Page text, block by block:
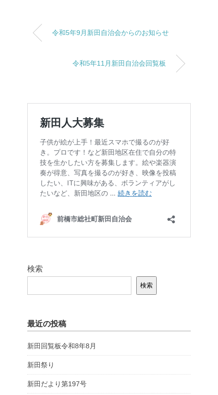
令和5年9月新田自治会からのお知らせ
令和5年11月新田自治会回覧板
検索
検索
最近の投稿
新田回覧板令和8年8月
新田祭り
新田だより第197号